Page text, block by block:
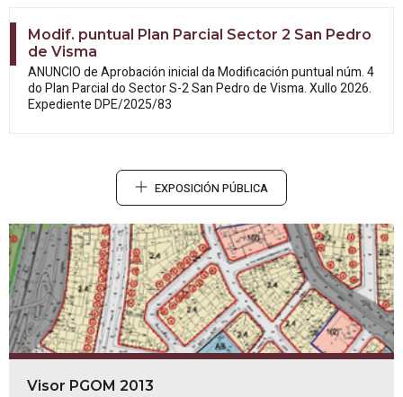
Modif. puntual Plan Parcial Sector 2 San Pedro
de Visma
ANUNCIO de Aprobación inicial daModificación puntual núm. 4
do Plan Parcial do Sector S-2 San Pedro de Visma. Xullo 2026.
Expediente DPE/2025/83
EXPOSICIÓN PÚBLICA
Visor PGOM 2013